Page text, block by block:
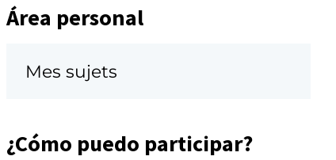
Área personal
Mes sujets
¿Cómo puedo participar?